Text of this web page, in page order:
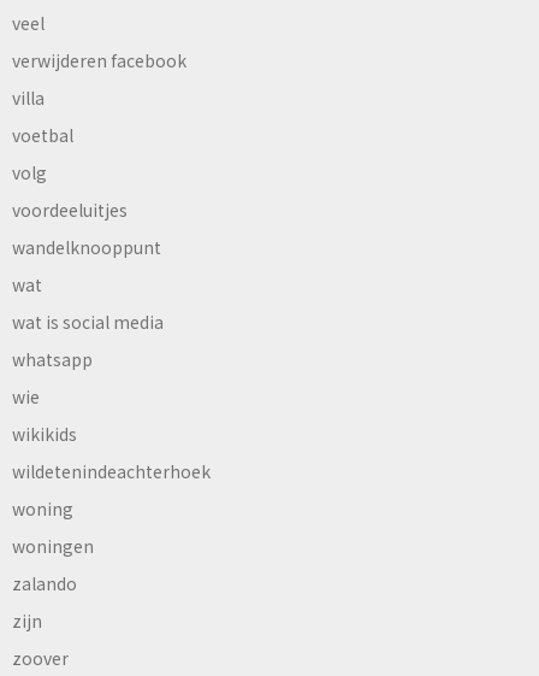
veel
verwijderen facebook
villa
voetbal
volg
voordeeluitjes
wandelknooppunt
wat
wat is social media
whatsapp
wie
wikikids
wildetenindeachterhoek
woning
woningen
zalando
zijn
zoover